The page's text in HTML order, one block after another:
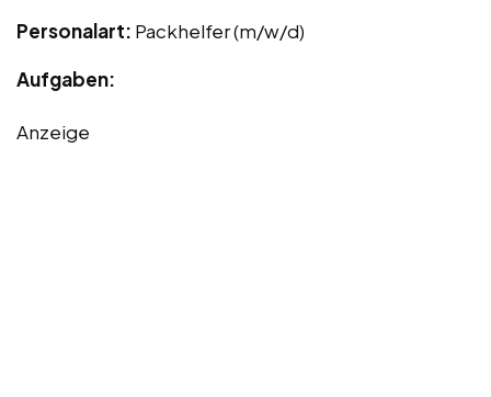
Personalart: Packhelfer (m/w/d)
Aufgaben:
Anzeige